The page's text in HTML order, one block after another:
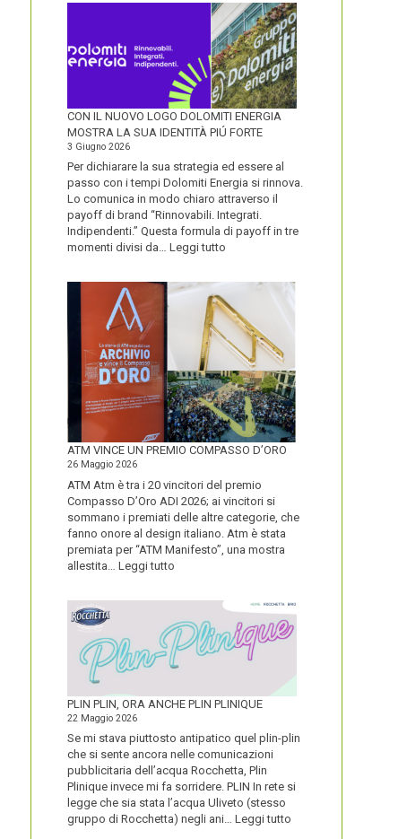
CON IL NUOVO LOGO DOLOMITI ENERGIA
MOSTRA LA SUA IDENTITÀ PIÚ FORTE
3 Giugno 2026
Per dichiarare la sua strategia ed essere al
passo con i tempi Dolomiti Energia si rinnova.
Lo comunica in modo chiaro attraverso il
payoff di brand “Rinnovabili. Integrati.
Indipendenti.” Questa formula di payoff in tre
momenti divisi da… Leggi tutto
LOGO
DOLOMITI
ENERGIA
MOSTRA
LA
SUA
IDENTITÀ
PIÚ
FORTE
ATM VINCE UN PREMIO COMPASSO D’ORO
26 Maggio 2026
ATM Atm è tra i 20 vincitori del premio
Compasso D’Oro ADI 2026; ai vincitori si
sommano i premiati delle altre categorie, che
fanno onore al design italiano. Atm è stata
premiata per “ATM Manifesto”, una mostra
allestita… Leggi tutto
PREMIO
COMPASSO
D’ORO
PLIN PLIN, ORA ANCHE PLIN PLINIQUE
22 Maggio 2026
Se mi stava piuttosto antipatico quel plin-plin
che si sente ancora nelle comunicazioni
pubblicitaria dell’acqua Rocchetta, Plin
Plinique invece mi fa sorridere. PLIN In rete si
legge che sia stata l’acqua Uliveto (stesso
gruppo di Rocchetta) negli ani… Leggi tutto